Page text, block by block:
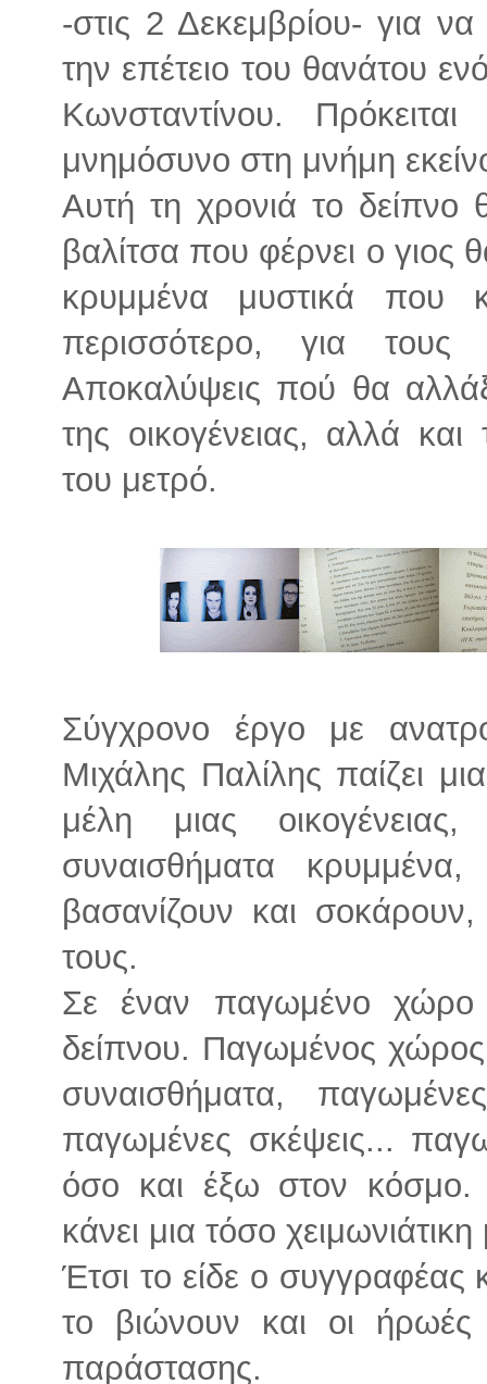
-στις 2 Δεκεμβρίου- για να
την επέτειο του θανάτου
Κωνσταντίνου.
μνημόσυνο στη μνήμη
Αυτή τη χρονιά το δείπνο
βαλίτσα που φέρνει ο γιος
κρυμμένα μυστικά που
περισσότερο, για τους
Αποκαλύψεις πού θα
της οικογένειας, αλλά
του μετρό.
Σύγχρονο έργο με
Μιχάλης Παλίλης παίζει
μέλη μιας
συναισθήματα
βασανίζουν και
τους.
Σε έναν παγωμένο χώρο
δείπνου. Παγωμένος
συναισθήματα,
παγωμένες σκέψεις...
όσο και έξω στον
κάνει μια τόσο
Έτσι το είδε ο συγγραφέας
το βιώνουν και οι
παράστασης.